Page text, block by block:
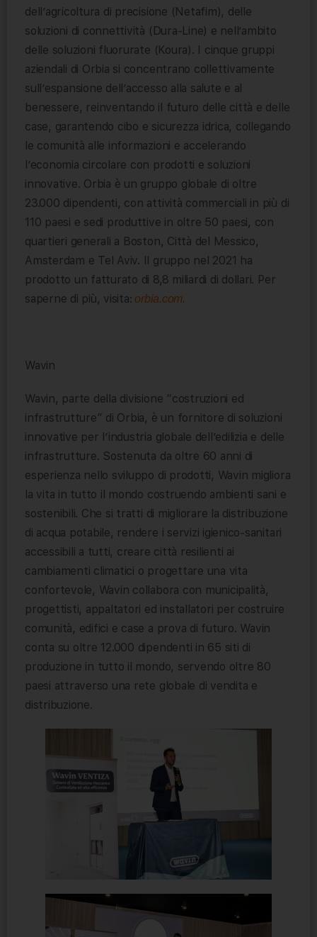
dell’agricoltura di precisione (Netafim), delle
soluzioni di connettività (Dura-Line) e nell’ambito
delle soluzioni fluorurate (Koura). I cinque gruppi
aziendali di Orbia si concentrano collettivamente
sull’espansione dell’accesso alla salute e al
benessere, reinventando il futuro delle città e delle
case, garantendo cibo e sicurezza idrica, collegando
le comunità alle informazioni e accelerando
l’economia circolare con prodotti e soluzioni
innovative. Orbia è un gruppo globale di oltre
23.000 dipendenti, con attività commerciali in più di
110 paesi e sedi produttive in oltre 50 paesi, con
quartieri generali a Boston, Città del Messico,
Amsterdam e Tel Aviv. Il gruppo nel 2021 ha
prodotto un fatturato di 8,8 miliardi di dollari. Per
saperne di più, visita: orbia.com.
Wavin
Wavin, parte della divisione “costruzioni ed
infrastrutture” di Orbia, è un fornitore di soluzioni
innovative per l’industria globale dell’edilizia e delle
infrastrutture. Sostenuta da oltre 60 anni di
esperienza nello sviluppo di prodotti, Wavin migliora
la vita in tutto il mondo costruendo ambienti sani e
sostenibili. Che si tratti di migliorare la distribuzione
di acqua potabile, rendere i servizi igienico-sanitari
accessibili a tutti, creare città resilienti ai
cambiamenti climatici o progettare una vita
confortevole, Wavin collabora con municipalità,
progettisti, appaltatori ed installatori per costruire
comunità, edifici e case a prova di futuro. Wavin
conta su oltre 12.000 dipendenti in 65 siti di
produzione in tutto il mondo, servendo oltre 80
paesi attraverso una rete globale di vendita e
distribuzione.